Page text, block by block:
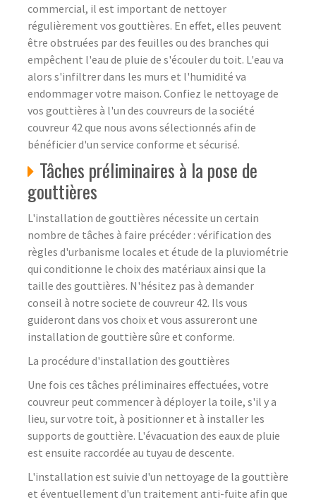
commercial, il est important de nettoyer
régulièrement vos gouttières. En effet, elles peuvent
être obstruées par des feuilles ou des branches qui
empêchent l'eau de pluie de s'écouler du toit. L'eau va
alors s'infiltrer dans les murs et l'humidité va
endommager votre maison. Confiez le nettoyage de
vos gouttières à l'un des couvreurs de la société
couvreur 42 que nous avons sélectionnés afin de
bénéficier d'un service conforme et sécurisé.
Tâches préliminaires à la pose de
gouttières
L'installation de gouttières nécessite un certain
nombre de tâches à faire précéder : vérification des
règles d'urbanisme locales et étude de la pluviométrie
qui conditionne le choix des matériaux ainsi que la
taille des gouttières. N'hésitez pas à demander
conseil à notre societe de couvreur 42. Ils vous
guideront dans vos choix et vous assureront une
installation de gouttière sûre et conforme.
La procédure d'installation des gouttières
Une fois ces tâches préliminaires effectuées, votre
couvreur peut commencer à déployer la toile, s'il y a
lieu, sur votre toit, à positionner et à installer les
supports de gouttière. L'évacuation des eaux de pluie
est ensuite raccordée au tuyau de descente.
L'installation est suivie d'un nettoyage de la gouttière
et éventuellement d'un traitement anti-fuite afin que